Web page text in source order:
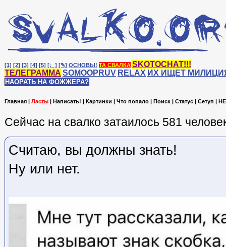
[1] [2] [3] [4] [5] [♩] [✎] ОСНОВЫ! ТА СВАЛКА SKOTOCHAT!!!
ТЕЛЕГРАММА SOMOOPRUV RELAX ИХ ИЩЕТ
НАОРАТЬ НА ФОЖЖЕРА?
Главная | Ласты | Написать! | Картинки | Что попало | Поиск | Статус | Сетуп |
Сейчас на cвалко затаилось 581
Считаю, вы должны знать!
Ну или нет.